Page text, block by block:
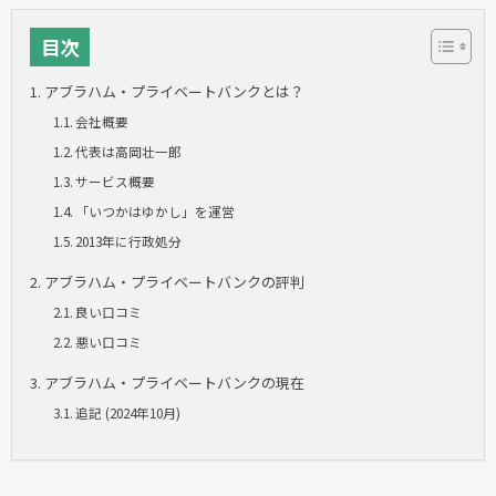
目次
アブラハム・プライベートバンクとは？
会社概要
代表は高岡壮一郎
サービス概要
「いつかはゆかし」を運営
2013年に行政処分
アブラハム・プライベートバンクの評判
良い口コミ
悪い口コミ
アブラハム・プライベートバンクの現在
追記 (2024年10月)